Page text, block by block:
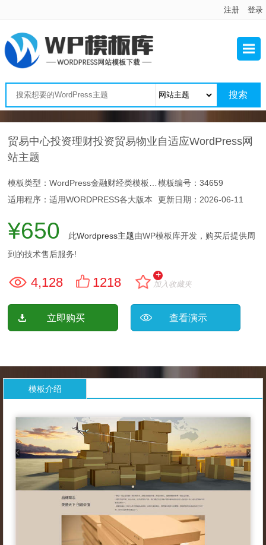
注册 登录
贸易中心投资理财投资贸易物业自适应WordPress网
站主题
模板编号：34659
适用程序：适用WORDPRESS各大版本
更新日期： 2026-06-11
¥650 此Wordpress主题由WP模板库开发，购买后提供周
到的技术售后服务!
4,128 1218
+
加入收藏夹
立即购买 查看演示
模板介绍